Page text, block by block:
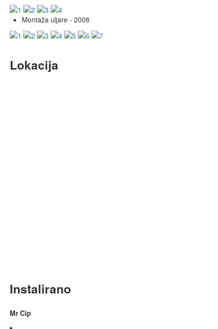
Montaža uljare - 2008
Lokacija
Instalirano
Mr Cip